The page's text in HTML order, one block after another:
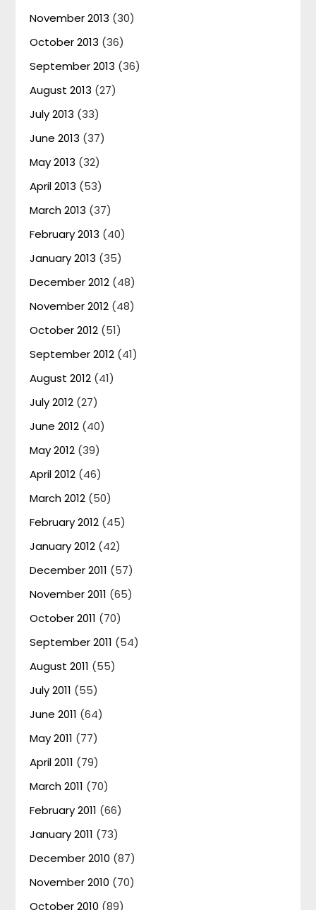
November 2013 (30)
October 2013 (36)
September 2013 (36)
August 2013 (27)
July 2013 (33)
June 2013 (37)
May 2013 (32)
April 2013 (53)
March 2013 (37)
February 2013 (40)
January 2013 (35)
December 2012 (48)
November 2012 (48)
October 2012 (51)
September 2012 (41)
August 2012 (41)
July 2012 (27)
June 2012 (40)
May 2012 (39)
April 2012 (46)
March 2012 (50)
February 2012 (45)
January 2012 (42)
December 2011 (57)
November 2011 (65)
October 2011 (70)
September 2011 (54)
August 2011 (55)
July 2011 (55)
June 2011 (64)
May 2011 (77)
April 2011 (79)
March 2011 (70)
February 2011 (66)
January 2011 (73)
December 2010 (87)
November 2010 (70)
October 2010 (89)